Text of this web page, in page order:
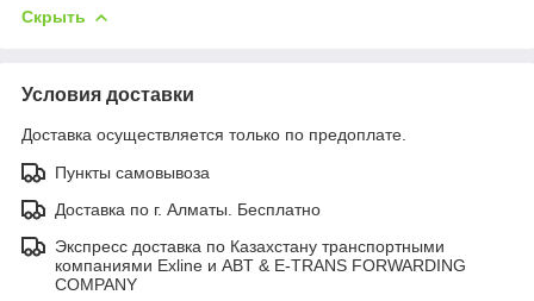
Скрыть
Условия доставки
Доставка осуществляется только по предоплате.
Пункты самовывоза
Доставка по г. Алматы. Бесплатно
Экспресс доставка по Казахстану транспортными
компаниями Exline и ABT & E-TRANS FORWARDING
COMPANY